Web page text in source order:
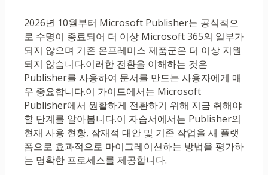
2026년 10월부터 Microsoft Publisher는 공식적으
로 수명이 종료되어 더 이상 Microsoft 365의 일부가
되지 않으며 기존 온프레미스 제품군은 더 이상 지원
되지 않습니다.이러한 전환을 이해하는 것은
Publisher를 사용하여 문서를 만드는 사용자에게 매
우 중요합니다.이 가이드에서는 Microsoft
Publisher에서 원활하게 전환하기 위해 지금 취해야
할 단계를 알아봅니다.이 자습서에서는 Publisher의
현재 사용 현황, 잠재적 대안 및 기존 작업을 새 플랫
폼으로 효과적으로 마이그레이션하는 방법을 평가하
는 명확한 프로세스를 제공합니다.